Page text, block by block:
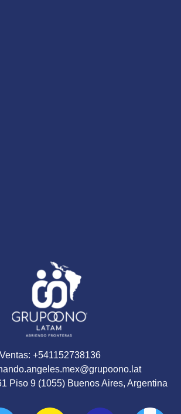
Ventas: +541152738136
Piso 9 (1055) Buenos Aires, Argentina